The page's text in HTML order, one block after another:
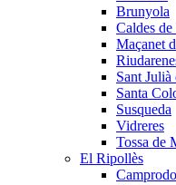
Brunyola
Caldes
Maçanet
Sant
Santa
Susqueda
Vidreres
Tossa de
El Ripollès